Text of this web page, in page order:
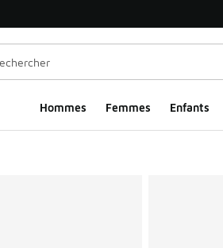
Hommes​ Femmes Enfants